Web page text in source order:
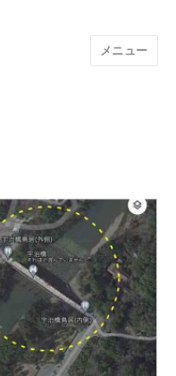
メニュー